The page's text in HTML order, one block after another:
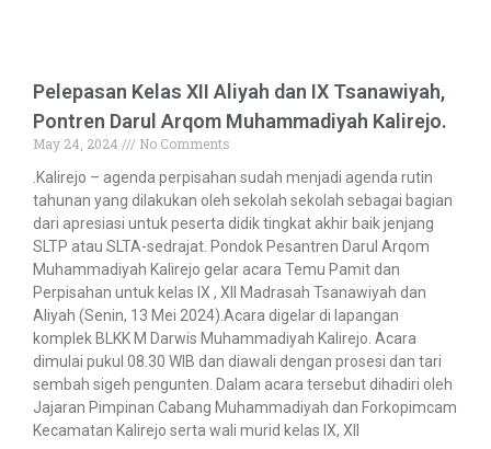
Pelepasan Kelas XII Aliyah dan IX Tsanawiyah,
Pontren Darul Arqom Muhammadiyah Kalirejo.
May 24, 2024
No Comments
.Kalirejo – agenda perpisahan sudah menjadi agenda rutin
tahunan yang dilakukan oleh sekolah sekolah sebagai bagian
dari apresiasi untuk peserta didik tingkat akhir baik jenjang
SLTP atau SLTA-sedrajat. Pondok Pesantren Darul Arqom
Muhammadiyah Kalirejo gelar acara Temu Pamit dan
Perpisahan untuk kelas IX , XII Madrasah Tsanawiyah dan
Aliyah (Senin, 13 Mei 2024).Acara digelar di lapangan
komplek BLKK M Darwis Muhammadiyah Kalirejo. Acara
dimulai pukul 08.30 WIB dan diawali dengan prosesi dan tari
sembah sigeh pengunten. Dalam acara tersebut dihadiri oleh
Jajaran Pimpinan Cabang Muhammadiyah dan Forkopimcam
Kecamatan Kalirejo serta wali murid kelas IX, XII